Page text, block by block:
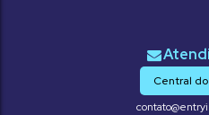
Central